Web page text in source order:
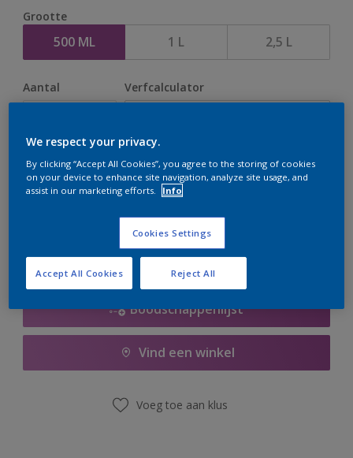
Grootte
500 ML 1 L 2,5 L
Aantal Verfcalculator
Op dit moment is het niet mogelijk dit product online
te bestellen. Houd de website in de gaten, we werken
Boodschappenlijst
Vind een winkel
Voeg toe aan klus
We respect your privacy.
By clicking “Accept All Cookies”, you agree to the storing of cookies
on your device to enhance site navigation, analyze site usage, and
assist in our marketing efforts.
Info
Cookies Settings
Reject All
Accept All Cookies